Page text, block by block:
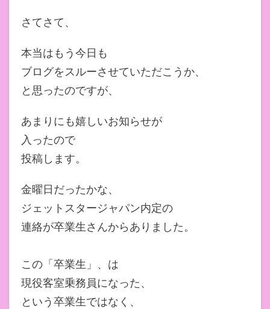
さてさて、
本当はもう今日も
ブログをスルーさせていただこうか、
と思ったのですが、
あまりにも嬉しいお知らせが
入ったので
投稿します。
金曜日だったかな、
ジェットスタージャパン内定の
連絡が卒業生さんからありました。
この「卒業生」、は
現役客室乗務員になった、
という卒業生ではなく、